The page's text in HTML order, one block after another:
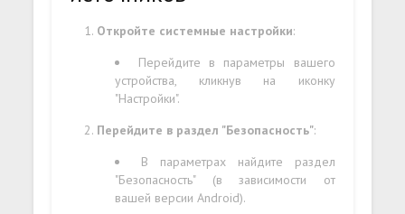
Откройте системные настройки:
Перейдите в параметры вашего
устройства, кликнув на иконку
"Настройки".
Перейдите в раздел "Безопасность":
В параметрах найдите раздел
"Безопасность" (в зависимости от
вашей версии Android).